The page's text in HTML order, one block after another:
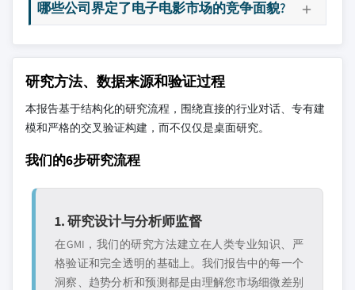
哪些公司界定了电子电影市场的竞争面貌?
研究方法、数据来源和验证过程
本报告基于结构化的研究流程，围绕直接的行业对话、专有建
模和严格的交叉验证构建，而不仅仅是桌面研究。
我们的6步研究流程
1. 研究设计与分析师监督
在GMI，我们的研究方法建立在人类专业知识、严
格验证和完全透明的基础上。我们报告中的每一个
洞察、趋势分析和预测都是由理解您市场细微差别